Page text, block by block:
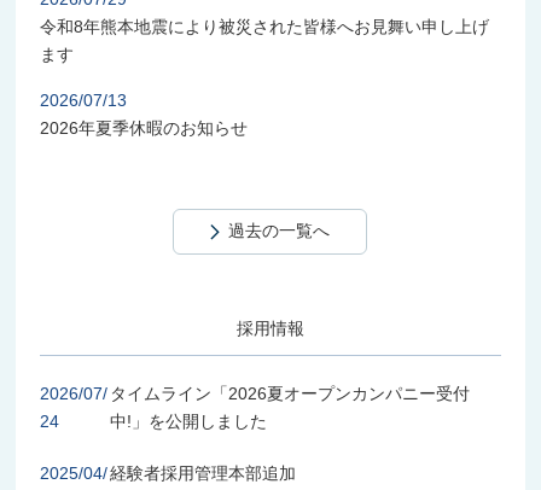
令和8年熊本地震により被災された皆様へお見舞い申し上げ
ます
2026/07/13
2026年夏季休暇のお知らせ
過去の一覧へ
採用情報
2026/07/
24
タイムライン「2026夏オープンカンパニー受付
中!」を公開しました
2025/04/経験者採用管理本部追加